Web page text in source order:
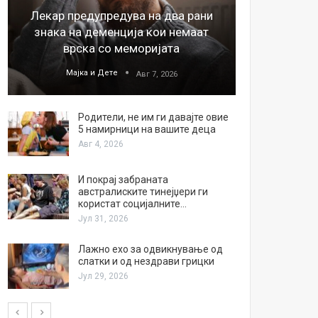
Лекар предупредува на два рани
знака на деменција кои немаат
врска со меморијата
Мајка и Дете Авг 7, 2026
Родители, не им ги давајте овие
5 намирници на вашите деца
Авг 4, 2026
И покрај забраната
австралиските тинејџери ги
користат социјалните…
Јул 31, 2026
Лажно ехо за одвикнување од
слатки и од нездрави грицки
Јул 29, 2026